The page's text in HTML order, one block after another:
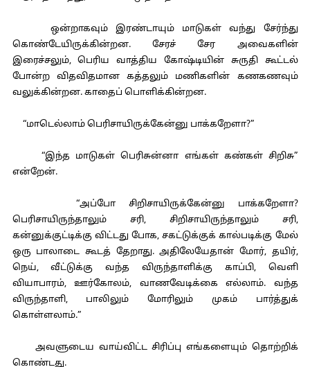
ஒன்றாகவும் இரண்டாயும் மாடுகள் வந்து சேர்ந்து
கொண்டேயிருக்கின்றன. சேரச் சேர அவைகளின்
இரைச்சலும், பெரிய வாத்திய கோஷ்டியின் சுருதி கூட்டல்
போன்ற விதவிதமான கத்தலும் மணிகளின் கணகணவும்
வலுக்கின்றன. காதைப் பொளிக்கின்றன.
“மாடெல்லாம் பெரிசாயிருக்கேன்னு பாக்கறேளா?”
“இந்த மாடுகள் பெரிசுன்னா எங்கள் கண்கள் சிறிசு”
என்றேன்.
“அப்போ சிறிசாயிருக்கேன்னு பாக்கறேளா?
பெரிசாயிருந்தாலும் சரி, சிறிசாயிருந்தாலும் சரி,
கன்னுக்குட்டிக்கு விட்டது போக, சகட்டுக்குக் கால்படிக்கு மேல்
ஒரு பாலாடை கூடத் தேறாது. அதிலேயேதான் மோர், தயிர்,
நெய், வீட்டுக்கு வந்த விருந்தாளிக்கு காப்பி, வெளி
வியாபாரம், ஊர்கோலம், வாணவேடிக்கை எல்லாம். வந்த
விருந்தாளி, பாலிலும் மோரிலும் முகம் பார்த்துக்
கொள்ளலாம்.”
அவளுடைய வாய்விட்ட சிரிப்பு எங்களையும் தொற்றிக்
கொண்டது.